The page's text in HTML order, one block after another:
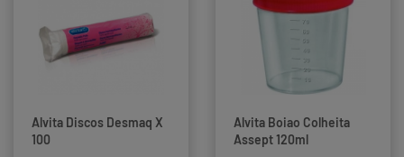
Alvita Discos Desmaq X
100
Alvita Boiao Colheita
Assept 120ml